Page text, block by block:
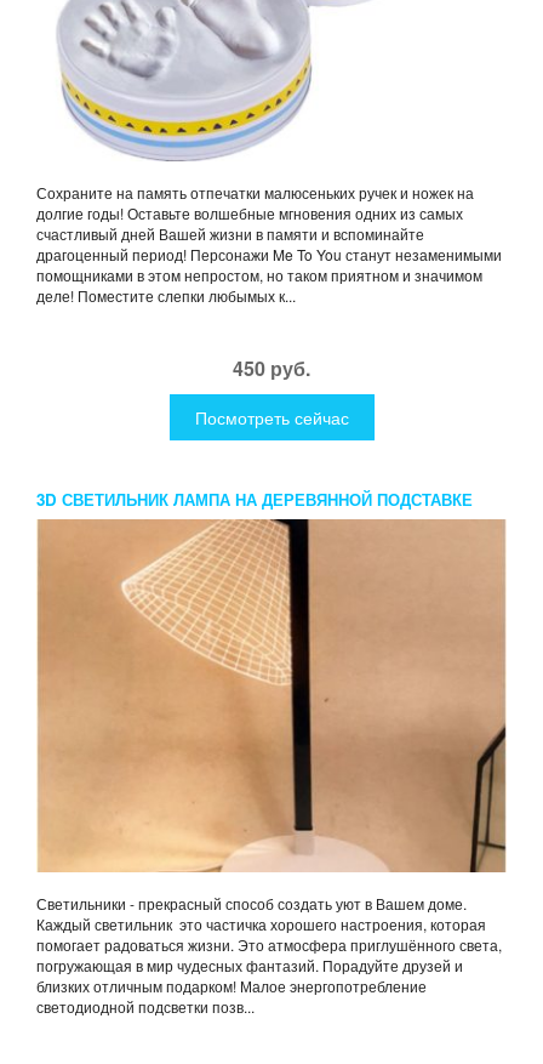
Сохраните на память отпечатки малюсеньких ручек и ножек на
долгие годы! Оставьте волшебные мгновения одних из самых
счастливый дней Вашей жизни в памяти и вспоминайте
драгоценный период! Персонажи Me To You станут незаменимыми
помощниками в этом непростом, но таком приятном и значимом
деле! Поместите слепки любымых к...
450 руб.
Посмотреть сейчас
3D СВЕТИЛЬНИК ЛАМПА НА ДЕРЕВЯННОЙ ПОДСТАВКЕ
Светильники - прекрасный способ создать уют в Вашем доме.
Каждый светильник это частичка хорошего настроения, которая
помогает радоваться жизни. Это атмосфера приглушённого света,
погружающая в мир чудесных фантазий. Порадуйте друзей и
близких отличным подарком! Малое энергопотребление
светодиодной подсветки позв...